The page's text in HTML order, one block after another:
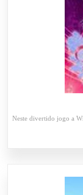
Neste divertido jogo a